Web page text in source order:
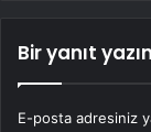
Bir yanıt yazın
E-posta adresiniz